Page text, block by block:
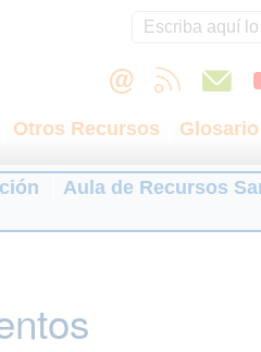
Otros Recursos
Aula de Recursos